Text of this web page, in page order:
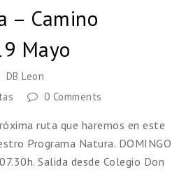
– Camino
Mayo
DB Leon
0 Comments
ruta que haremos en este
Programa Natura. DOMINGO
Salida desde Colegio Don